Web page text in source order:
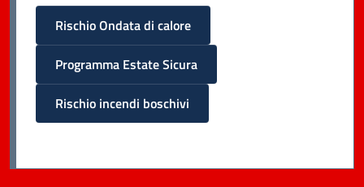
Rischio Ondata di calore
Programma Estate Sicura
Rischio incendi boschivi